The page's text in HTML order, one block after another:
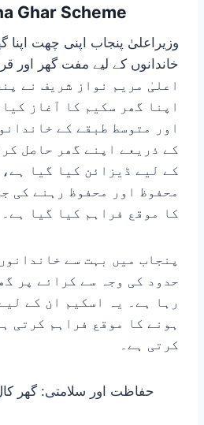
Ghar Scheme
اعلیٰ مریم نواز شریف نے
اپنا گھر سکیم کا آغاز
اور متوسط ​​طبقے کے
کے ذریعے اپنے گھر حاصل
کے لیے ڈیزائن کیا گیا
محفوظ اور محفوظ رہنے کی
کا موقع فراہم کیا گیا ہے۔
پنجاب میں بہت سے
حدود کی وجہ سے کرائے پر
رہا ہے۔ یہ اسکیم ان کے
ہونے کا موقع فراہم کرتی
کرتی ہے۔
حفاظت اور سلامتی: گھر